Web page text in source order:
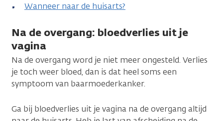
Wanneer naar de huisarts?
Na de overgang: bloedverlies uit je
vagina
Na de overgang word je niet meer ongesteld. Verlies
je toch weer bloed, dan is dat heel soms een
symptoom van baarmoederkanker.
Ga bij bloedverlies uit je vagina na de overgang altijd